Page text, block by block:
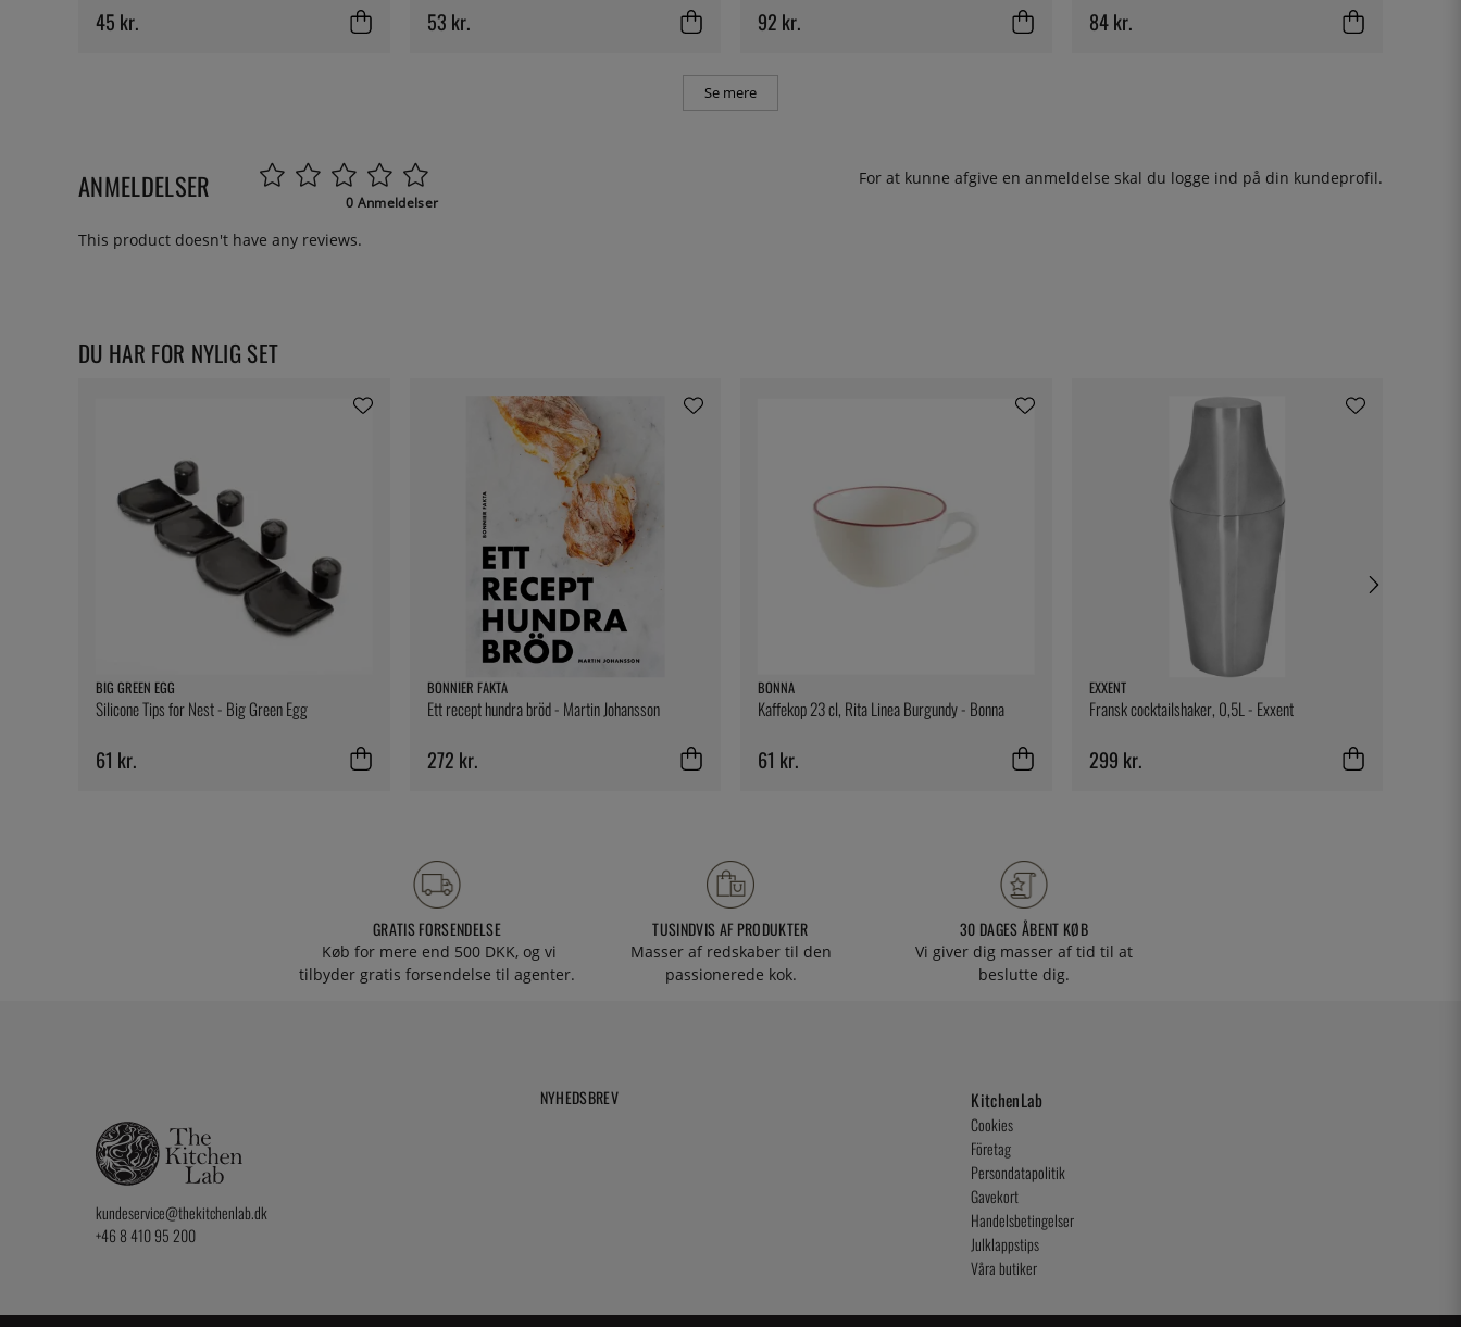
45 kr. 53 kr. 92 kr. 84 kr.
Se mere
ANMELDELSER 0 Anmeldelser
For at kunne afgive en anmeldelse skal du logge ind på din kundeprofil.
This product doesn't have any reviews.
DU HAR FOR NYLIG SET
BIG GREEN EGG
Silicone Tips for Nest - Big Green Egg
61 kr.
BONNIER FAKTA
Ett recept hundra bröd - Martin Johansson
272 kr.
BONNA
Kaffekop 23 cl, Rita Linea Burgundy - Bonna
61 kr.
EXXENT
Fransk cocktailshaker, 0,5L - Exxent
299 kr.
GRATIS FORSENDELSE
Køb for mere end 500 DKK, og vi
tilbyder gratis forsendelse til agenter.
TUSINDVIS AF PRODUKTER
Masser af redskaber til den
passionerede kok.
30 DAGES ÅBENT KØB
Vi giver dig masser af tid til at
beslutte dig.
kundeservice@thekitchenlab.dk
+46 8 410 95 200
NYHEDSBREV KitchenLab
Cookies
Företag
Persondatapolitik
Gavekort
Handelsbetingelser
Julklappstips
Våra butiker